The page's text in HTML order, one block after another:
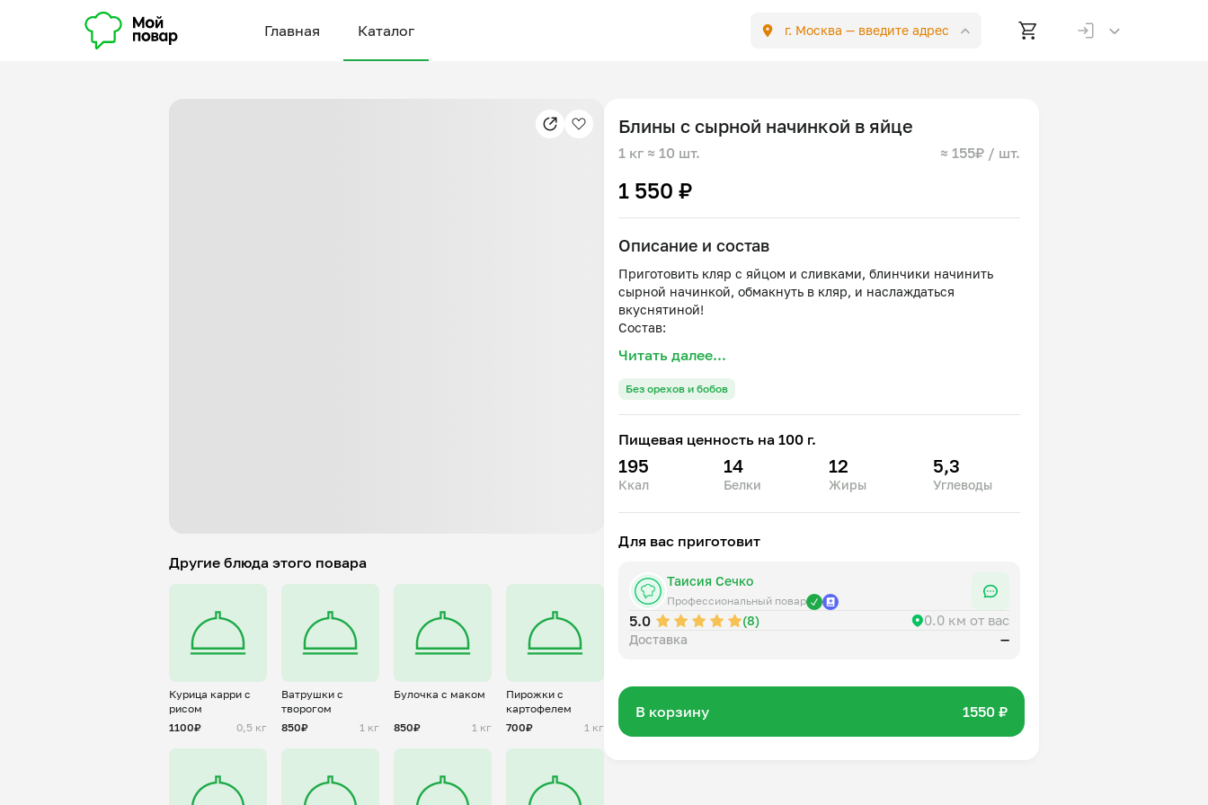
Главная Каталог г. Москва — введите адрес
Другие блюда этого повара
Курица карри с
рисом
1100₽
0,5 кг
Ватрушки с
творогом
850₽
1 кг
Булочка с маком
850₽ 1 кг
Пирожки с
картофелем
700₽
1 кг
Блины с сырной начинкой в яйце
1 кг ≈ 10 шт. ≈ 155₽ / шт.
1 550 ₽
Описание и состав
Приготовить кляр с яйцом и сливками, блинчики начинить
сырной начинкой, обмакнуть в кляр, и наслаждаться
вкуснятиной!
Состав:
Яйцо куриное
Сахар
Соль
М. Растительное
М. Сливочное
Разрыхлитель
Сыр сливочный
Читать далее...
Без орехов и бобов
Пищевая ценность на 100 г.
195
Ккал
14
Белки
12
Жиры
5,3
Углеводы
Для вас приготовит
Таисия Сечко
Профессиональный повар
5.0 (8) 0.0 км от вас
Доставка —
В корзину 1550 ₽